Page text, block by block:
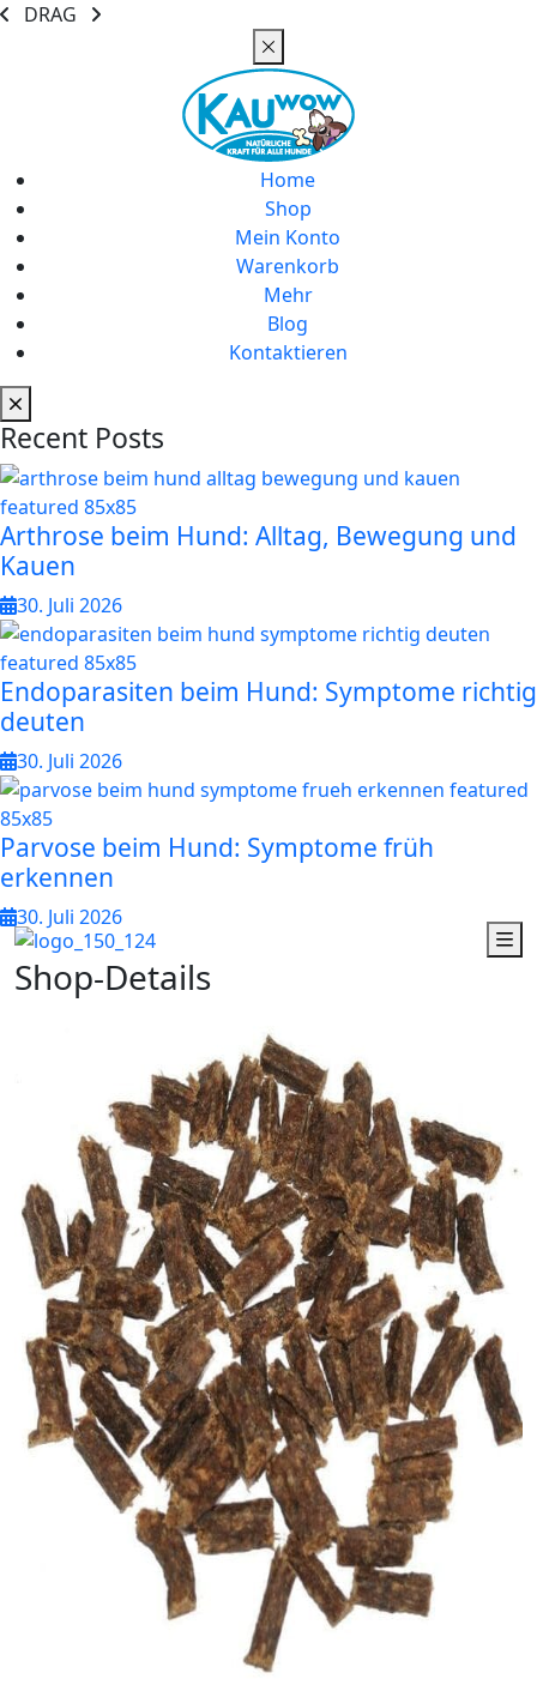
DRAG
Home
Shop
Mein Konto
Warenkorb
Mehr
Blog
Kontaktieren
Recent Posts
Arthrose beim Hund: Alltag, Bewegung und
Kauen
30. Juli 2026
Endoparasiten beim Hund: Symptome richtig
deuten
30. Juli 2026
Parvose beim Hund: Symptome früh
erkennen
30. Juli 2026
Shop-Details